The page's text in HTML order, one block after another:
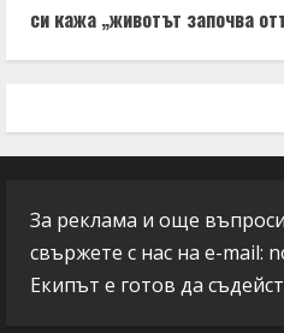
си кажа „животът започва
За реклама и още
свържете с нас на e-mail:
Екипът е готов да